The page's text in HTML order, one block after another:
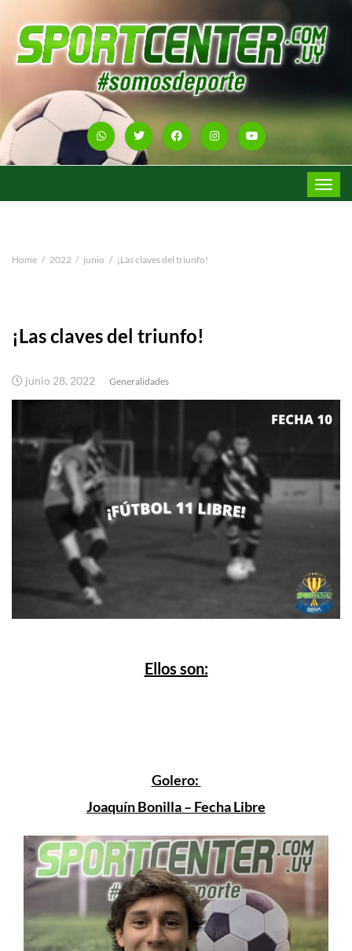
Toggle
Home 2022 junio ¡Las claves del triunfo!
¡Las claves del triunfo!
junio 28, 2022 Generalidades
Ellos son:
Golero:
Joaquín Bonilla – Fecha Libre